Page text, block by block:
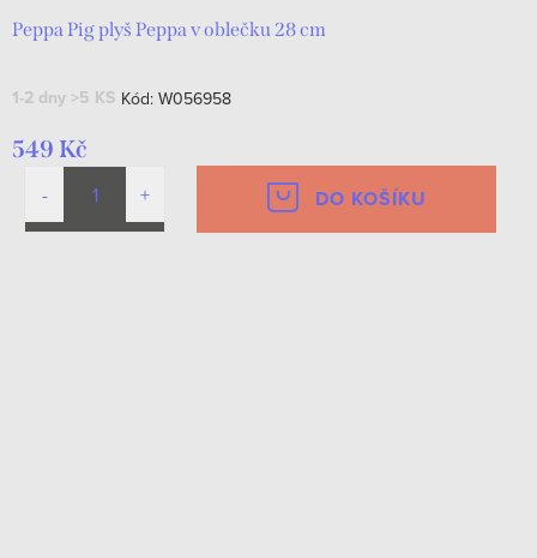
Peppa Pig plyš Peppa v oblečku 28 cm
1-2 dny >5 KS Kód: W056958
549 Kč
DO KOŠÍKU